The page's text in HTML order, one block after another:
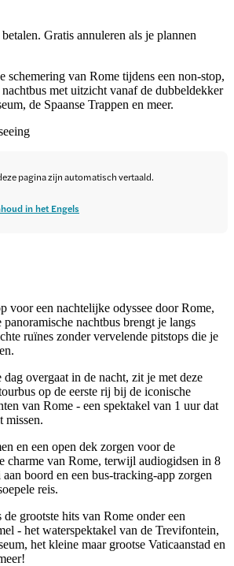
Gratis annuleren als je plannen
schemering van Rome tijdens een non-stop,
met uitzicht vanaf de dubbeldekker
de Spaanse Trappen en meer.
pagina zijn automatisch vertaald.
in het Engels
voor een nachtelijke odyssee door Rome,
panoramische nachtbus brengt je langs
ruïnes zonder vervelende pitstops die je
overgaat in de nacht, zit je met deze
op de eerste rij bij de iconische
van Rome - een spektakel van 1 uur dat
missen.
en een open dek zorgen voor de
charme van Rome, terwijl audiogidsen in 8
boord en een bus-tracking-app zorgen
reis.
grootste hits van Rome onder een
- het waterspektakel van de Trevifontein,
het kleine maar grootse Vaticaanstad en